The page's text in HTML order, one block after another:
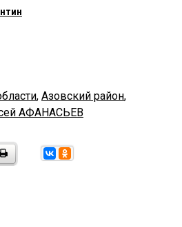
, Азовский район,
АФАНАСЬЕВ